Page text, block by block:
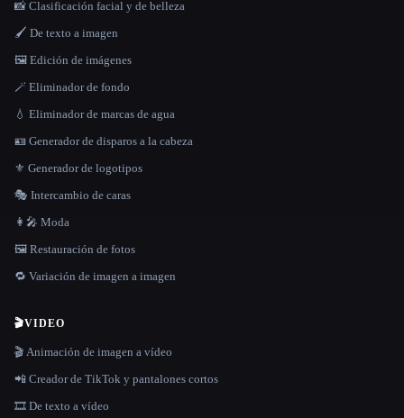
📸 Clasificación facial y de belleza
🖌️ De texto a imagen
🖼️ Edición de imágenes
🪄 Eliminador de fondo
💧 Eliminador de marcas de agua
🪪 Generador de disparos a la cabeza
⚜️ Generador de logotipos
🎭 Intercambio de caras
👩‍🎤 Moda
🖼️ Restauración de fotos
🔁 Variación de imagen a imagen
🎬VIDEO
🎬 Animación de imagen a vídeo
📲 Creador de TikTok y pantalones cortos
🎞️ De texto a vídeo